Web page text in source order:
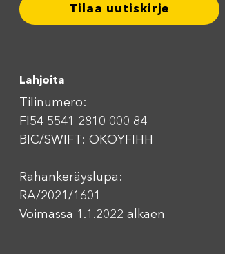
Tilaa uutiskirje
Lahjoita
Tilinumero:
FI54 5541 2810 000 84
BIC/SWIFT: OKOYFIHH
Rahankeräyslupa:
RA/2021/1601
Voimassa 1.1.2022 alkaen